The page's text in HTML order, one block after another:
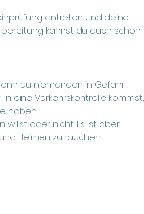
antreten und deine
kannst du auch schon
du niemanden in Gefahr
in eine Verkehrskontrolle kommst,
haben.
oder nicht. Es ist aber
Heimen zu rauchen.